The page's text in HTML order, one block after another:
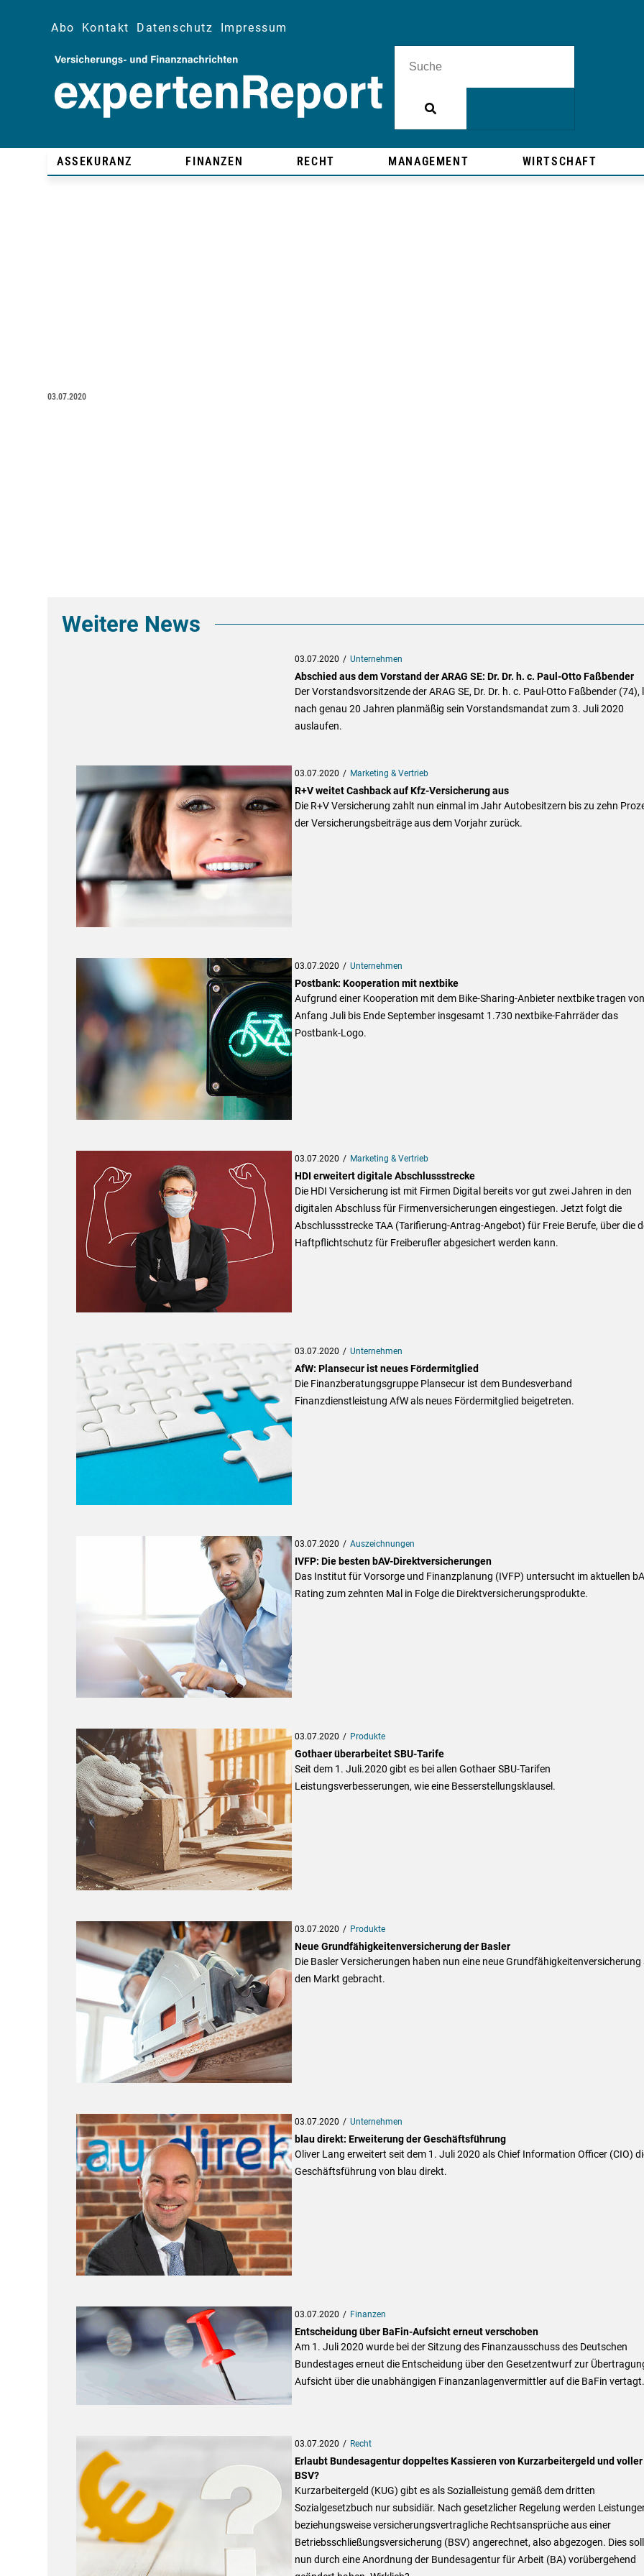
Abo Kontakt Datenschutz Impressum
ASSEKURANZ FINANZEN RECHT MANAGEMENT WIRTSCHAFT
03.07.2020
Weitere News
03.07.2020 Unternehmen
Abschied aus dem Vorstand der ARAG SE: Dr. Dr. h. c. Paul-Otto Faßbender
Der Vorstandsvorsitzende der ARAG SE, Dr. Dr. h. c. Paul-Otto Faßbender (74),
nach genau 20 Jahren planmäßig sein Vorstandsmandat zum 3. Juli 2020
auslaufen.
03.07.2020 Marketing & Vertrieb
R+V weitet Cashback auf Kfz-Versicherung aus
Die R+V Versicherung zahlt nun einmal im Jahr Autobesitzern bis zu zehn
der Versicherungsbeiträge aus dem Vorjahr zurück.
03.07.2020 Unternehmen
Postbank: Kooperation mit nextbike
Aufgrund einer Kooperation mit dem Bike-Sharing-Anbieter nextbike tragen von
Anfang Juli bis Ende September insgesamt 1.730 nextbike-Fahrräder das
Postbank-Logo.
03.07.2020 Marketing & Vertrieb
HDI erweitert digitale Abschlussstrecke
Die HDI Versicherung ist mit Firmen Digital bereits vor gut zwei Jahren in den
digitalen Abschluss für Firmenversicherungen eingestiegen. Jetzt folgt die
Abschlussstrecke TAA (Tarifierung-Antrag-Angebot) für Freie Berufe, über die
Haftpflichtschutz für Freiberufler abgesichert werden kann.
03.07.2020 Unternehmen
AfW: Plansecur ist neues Fördermitglied
Die Finanzberatungsgruppe Plansecur ist dem Bundesverband
Finanzdienstleistung AfW als neues Fördermitglied beigetreten.
03.07.2020 Auszeichnungen
IVFP: Die besten bAV-Direktversicherungen
Das Institut für Vorsorge und Finanzplanung (IVFP) untersucht im aktuellen
Rating zum zehnten Mal in Folge die Direktversicherungsprodukte.
03.07.2020 Produkte
Gothaer überarbeitet SBU-Tarife
Seit dem 1. Juli.2020 gibt es bei allen Gothaer SBU-Tarifen
Leistungsverbesserungen, wie eine Besserstellungsklausel.
03.07.2020 Produkte
Neue Grundfähigkeitenversicherung der Basler
Die Basler Versicherungen haben nun eine neue Grundfähigkeitenversicherung
den Markt gebracht.
03.07.2020 Unternehmen
blau direkt: Erweiterung der Geschäftsführung
Oliver Lang erweitert seit dem 1. Juli 2020 als Chief Information Officer (CIO)
Geschäftsführung von blau direkt.
03.07.2020 Finanzen
Entscheidung über BaFin-Aufsicht erneut verschoben
Am 1. Juli 2020 wurde bei der Sitzung des Finanzausschuss des Deutschen
Bundestages erneut die Entscheidung über den Gesetzentwurf zur
Aufsicht über die unabhängigen Finanzanlagenvermittler auf die BaFin vertagt.
03.07.2020 Recht
Erlaubt Bundesagentur doppeltes Kassieren von Kurzarbeitergeld und voller
BSV?
Kurzarbeitergeld (KUG) gibt es als Sozialleistung gemäß dem dritten
Sozialgesetzbuch nur subsidiär. Nach gesetzlicher Regelung werden
beziehungsweise versicherungsvertragliche Rechtsansprüche aus einer
Betriebsschließungsversicherung (BSV) angerechnet, also abgezogen. Dies
nun durch eine Anordnung der Bundesagentur für Arbeit (BA) vorübergehend